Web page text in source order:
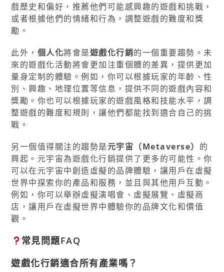
戲歷史和偏好，推薦他們可能感興趣的遊戲和挑戰，
或者根據他們的情緒和行為，調整遊戲的難度和獎
勵。
此外， 個人化將會是遊戲化行銷的一個重要趨勢。未
來的遊戲化活動將會更加注重個體的差異，提供更加
量身定制的體驗。例如，你可以根據玩家的年齡、性
別、興趣、地理位置等信息，提供不同的遊戲內容和
獎勵。你也可以根據玩家的遊戲風格和技能水平，調
整遊戲的難度和規則，讓他們都能找到適合自己的挑
戰。
另一個值得關注的趨勢是元宇宙（Metaverse） 的
興起。元宇宙為遊戲化行銷提供了更多的可能性。你
可以在元宇宙中創造虛擬的品牌體驗，讓用戶在虛擬
世界中探索你的產品和服務，並且與其他用戶互動。
例如，你可以舉辦虛擬演唱會、虛擬展覽、虛擬商
店，讓用戶在虛擬世界中體驗你的品牌文化和價值
觀。
常見問題FAQ
遊戲化行銷適合所有產業嗎？